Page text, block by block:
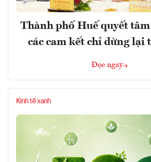
Thành phố Huế quyết
các cam kết chỉ dừng lại
Đọc ngay
Kinh tế xanh